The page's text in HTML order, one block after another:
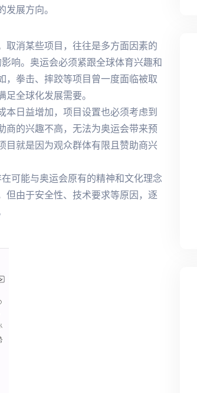
展方向。
取消某些项目，往往是多方面因素的
响。奥运会必须紧跟全球体育兴趣和
，拳击、摔跤等项目曾一度面临被取
全球化发展需要。
日益增加，项目设置也必须考虑到
商的兴趣不高，无法为奥运会带来预
目就是因为观众群体有限且赞助商兴
可能与奥运会原有的精神和文化理念
但由于安全性、技术要求等原因，逐